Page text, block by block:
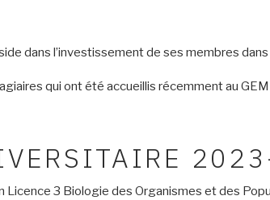
dans l’investissement de ses membres
qui ont été accueillis récemment au
Licence 3 Biologie des Organismes et des